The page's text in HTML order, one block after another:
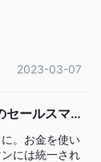
2023-03-07
ールスマン
。お金を使い
には統一され